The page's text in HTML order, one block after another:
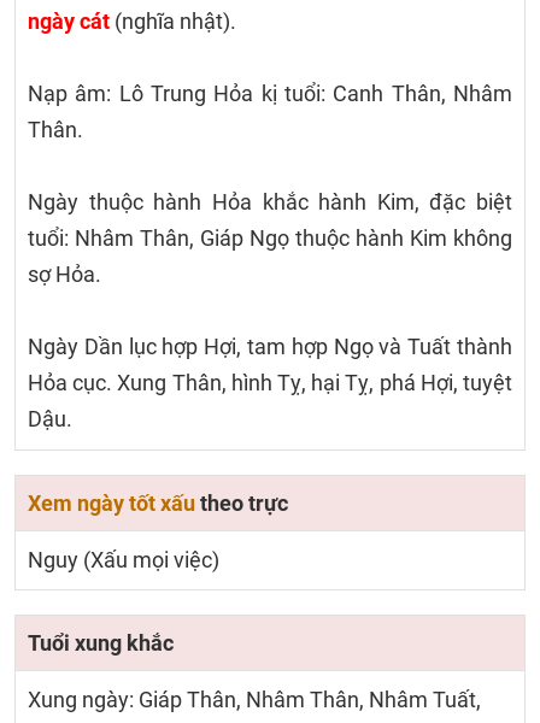
ngày cát (nghĩa nhật).
Nạp âm: Lô Trung Hỏa kị tuổi: Canh Thân, Nhâm
Thân.
Ngày thuộc hành Hỏa khắc hành Kim, đặc biệt
tuổi: Nhâm Thân, Giáp Ngọ thuộc hành Kim không
sợ Hỏa.
Ngày Dần lục hợp Hợi, tam hợp Ngọ và Tuất thành
Hỏa cục. Xung Thân, hình Tỵ, hại Tỵ, phá Hợi, tuyệt
Dậu.
Xem ngày tốt xấutheo trực
Nguy (Xấu mọi việc)
Tuổi xung khắc
Xung ngày: Giáp Thân, Nhâm Thân, Nhâm Tuất,